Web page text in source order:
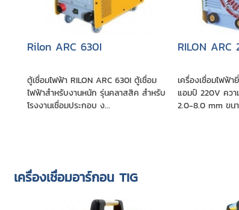
Rilon ARC 630I
ตู้เชื่อมไฟฟ้า RILON ARC 630I ตู้เชื่อม
ไฟฟ้าสำหรับงานหนัก รุ่นคลาสสิค สำหรับ
โรงงานเชื่อมประกอบ ง...
RILON ARC
เครื่องเชื่อมไฟฟ้
แอมป์ 220V ควา
2.0-8.0 mm ขนา
เครื่องเชื่อมอาร์กอน TIG